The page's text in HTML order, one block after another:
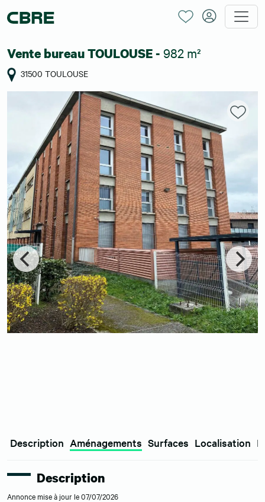
Vente bureau TOULOUSE - 982 m²
31500 TOULOUSE
Description Aménagements Surfaces Localisation
Description
Annonce mise à jour le 07/07/2026